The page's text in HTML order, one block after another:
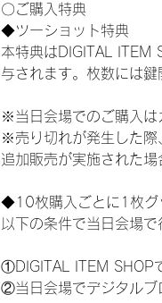
〇ご購入特典
◆ツーショット特典
本特典はDIGITAL ITEM
与されます。枚数には鍵
※当日会場でのご購入は
※売り切れが発生した際
追加販売が実施された
◆10枚購入ごとに1枚グ
以下の条件で当日会場
①DIGITAL ITEM SHOP
②当日会場でデジタルブ